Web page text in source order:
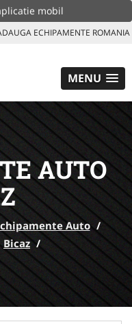
mobil
ECHIPAMENTE ROMANIA
MENU
AUTO
Auto /
Bicaz /